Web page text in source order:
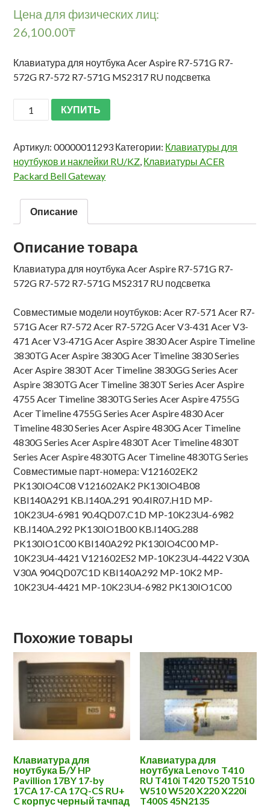
Цена для физических лиц:
26,100.00₸
Клавиатура для ноутбука Acer Aspire R7-571G R7-
572G R7-572 R7-571G MS2317 RU подсветка
КУПИТЬ
Артикул:00000011293 Категории: Клавиатуры для
ноутбуков и наклейки RU/KZ, Клавиатуры ACER
Packard Bell Gateway
Описание
Описание товара
Клавиатура для ноутбука Acer Aspire R7-571G R7-
572G R7-572 R7-571G MS2317 RU подсветка
Совместимые модели ноутбуков: Acer R7-571 Acer R7-
571G Acer R7-572 Acer R7-572G Acer V3-431 Acer V3-
471 Acer V3-471G Acer Aspire 3830 Acer Aspire Timeline
3830TG Acer Aspire 3830G Acer Timeline 3830 Series
Acer Aspire 3830T Acer Timeline 3830GG Series Acer
Aspire 3830TG Acer Timeline 3830T Series Acer Aspire
4755 Acer Timeline 3830TG Series Acer Aspire 4755G
Acer Timeline 4755G Series Acer Aspire 4830 Acer
Timeline 4830 Series Acer Aspire 4830G Acer Timeline
4830G Series Acer Aspire 4830T Acer Timeline 4830T
Series Acer Aspire 4830TG Acer Timeline 4830TG Series
Совместимые парт-номера: V121602EK2
PK130IO4C08 V121602AK2 PK130IO4B08
KBI140A291 KB.I140A.291 90.4IR07.H1D MP-
10K23U4-6981 90.4QD07.C1D MP-10K23U4-6982
KB.I140A.292 PK130IO1B00 KB.I140G.288
PK130IO1C00 KBI140A292 PK130IO4C00 MP-
10K23U4-4421 V121602ES2 MP-10K23U4-4422 V30A
V30A 904QD07C1D KBI140A292 MP-10K2 MP-
10K23U4-4421 MP-10K23U4-6982 PK130IO1C00
Похожие товары
Клавиатура для
ноутбука Б/У HP
Pavillion 17BY 17-by
17CA 17-CA 17Q-CS RU+
C корпус черный тачпад
Клавиатура для
ноутбука Lenovo T410
RU T410i T420 T520 T510
W510 W520 X220 X220i
T400S 45N2135